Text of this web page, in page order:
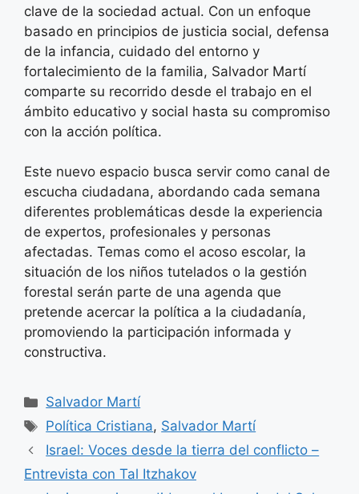
clave de la sociedad actual. Con un enfoque
basado en principios de justicia social, defensa
de la infancia, cuidado del entorno y
fortalecimiento de la familia, Salvador Martí
comparte su recorrido desde el trabajo en el
ámbito educativo y social hasta su compromiso
con la acción política.
Este nuevo espacio busca servir como canal de
escucha ciudadana, abordando cada semana
diferentes problemáticas desde la experiencia
de expertos, profesionales y personas
afectadas. Temas como el acoso escolar, la
situación de los niños tutelados o la gestión
forestal serán parte de una agenda que
pretende acercar la política a la ciudadanía,
promoviendo la participación informada y
constructiva.
Categorías
Salvador Martí
Etiquetas
Política Cristiana, Salvador Martí
Israel: Voces desde la tierra del conflicto –
Entrevista con Tal Itzhakov